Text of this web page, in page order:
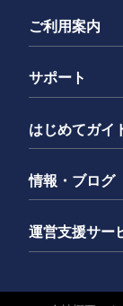
ご利用案内
サポート
はじめてガイ
情報・ブログ
運営支援サー